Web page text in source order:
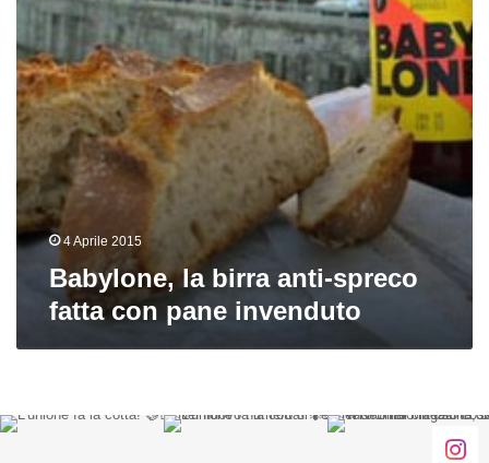
invenduto
4 Aprile 2015
Babylone, la birra anti-spreco
fatta con pane invenduto